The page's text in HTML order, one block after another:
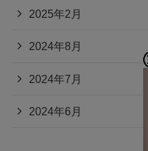
2025年2月
2024年8月
2024年7月
2024年6月